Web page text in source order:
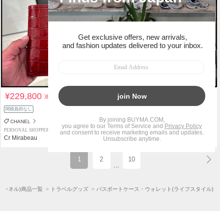
¥229,800送料込
関税負担なし
CHANEL
PERSONAL SHOPPER
Cr Mirabeau
¥183,900
CHANEL
PERSONAL SHOPPER
code noir
1 2 10
ャネル)商品一覧 トラベルグッズ パスポートケース・ウォレット(ライフスタイル)